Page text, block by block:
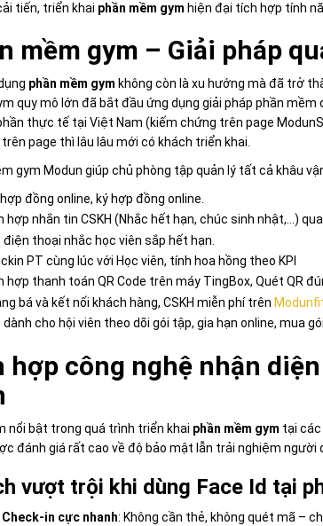
tiến, triển khai phần mềm gym hiện đại tích hợp tính
mềm gym – Giải pháp
phần mềm gym không còn là xu hướng mà đã trở
quy mô lớn đã bắt đầu ứng dụng giải pháp phần
thực tế tại Việt Nam (kiếm chứng trên page
page thì lâu lâu mới có khách triển khai.
gym Modun giúp chủ phòng tập quản lý tất cả khâu
đồng online, ký hợp đồng online.
hợp nhắn tin CSKH (Nhắc hết hạn, chúc sinh nhật,…)
điện thoại nhắc học viên sắp hết hạn.
PT cùng lúc với Học viên, tính hoa hồng theo KPI
hợp thanh toán QR Code trên máy TingBox, Quét QR
bá và kết nối khách hàng, CSKH miễn phí trên
dành cho hội viên theo dõi gói tập, gia hạn online, mua
hợp công nghệ nhận
nổi bật trong quá trình triển khai phần mềm gym tại các
đánh giá rất cao về độ bảo mật lẫn trải nghiệm người
vượt trội khi dùng Face Id tại
Check-in cực nhanh: Không cần thẻ, không quét mã –